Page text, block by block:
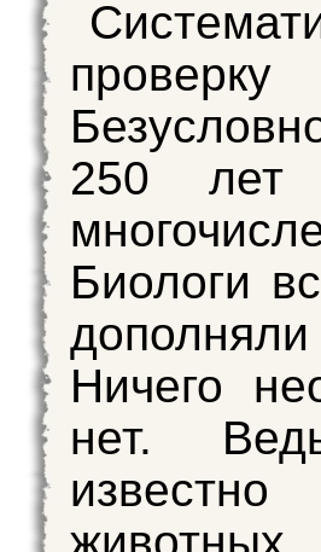
250 лет
Биологи
Ничего
нет.